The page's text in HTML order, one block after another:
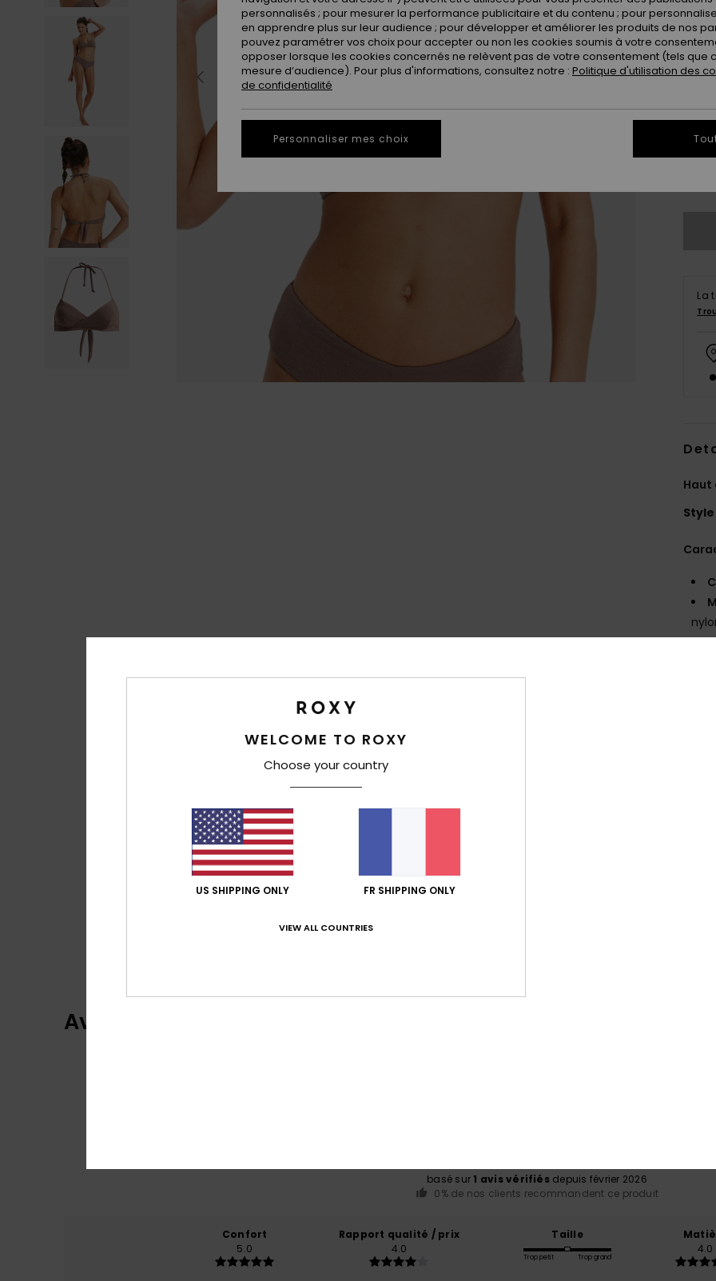
XS
La
Haut
Style
Avis clients
basé sur 1 avis vérifiésdepuis février 2026
0% de nos clients recommandent ce produit
Confort
5.0
Rapport qualité / prix
4.0
Taille
Trop petit Trop grand
4.0
WELCOME TO ROXY
Choose your country
US SHIPPING ONLY FR SHIPPING ONLY
VIEW ALL COUNTRIES
personnalisés ; pour mesurer la performance publicitaire et du contenu ; pour
en apprendre plus sur leur audience ; pour développer et améliorer les produits de nos
pouvez paramétrer vos choix pour accepter ou non les cookies soumis à votre
opposer lorsque les cookies concernés ne relèvent pas de votre consentement (tels que
mesure d’audience). Pour plus d'informations, consultez notre : Politique d'utilisation des
de confidentialité
Personnaliser mes choix